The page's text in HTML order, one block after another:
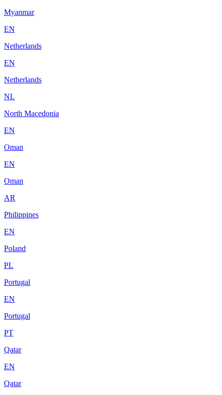
Myanmar
EN
Netherlands
EN
Netherlands
NL
North Macedonia
EN
Oman
EN
Oman
AR
Philippines
EN
Poland
PL
Portugal
EN
Portugal
PT
Qatar
EN
Qatar